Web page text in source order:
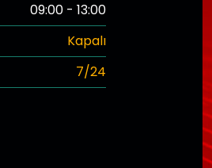
09:00 - 13:00
Kapalı
7/24